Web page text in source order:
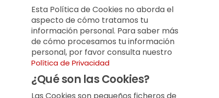
Esta Política de Cookies no aborda el
aspecto de cómo tratamos tu
información personal. Para saber más
de cómo procesamos tu información
personal, por favor consulta nuestro
Política de Privacidad
¿Qué son las Cookies?